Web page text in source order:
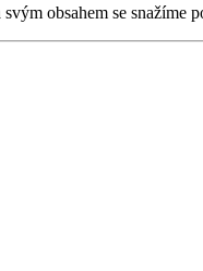
obsahem se snažíme